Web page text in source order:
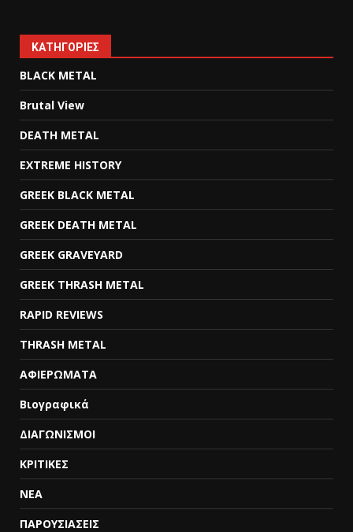
KΑΤΗΓΟΡΊΕΣ
BLACK METAL
Brutal View
DEATH METAL
EXTREME HISTORY
GREEK BLACK METAL
GREEK DEATH METAL
GREEK GRAVEYARD
GREEK THRASH METAL
RAPID REVIEWS
THRASH METAL
ΑΦΙΕΡΩΜΑΤΑ
Βιογραφικά
ΔΙΑΓΩΝΙΣΜΟΙ
ΚΡΙΤΙΚΕΣ
ΝΕΑ
ΠΑΡΟΥΣΙΑΣΕΙΣ